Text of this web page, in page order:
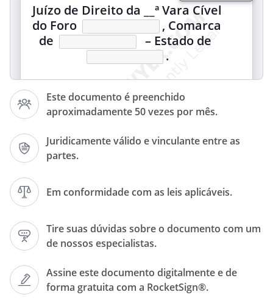
Este documento é preenchido
aproximadamente 50 vezes por mês.
Juridicamente válido e vinculante entre as
partes.
Em conformidade com as leis aplicáveis.
Tire suas dúvidas sobre o documento com um
de nossos especialistas.
Assine este documento digitalmente e de
forma gratuita com a RocketSign®.
Juízo de Direito da __ª Vara Cível
do Foro
, Comarca
de
– Estado de
.